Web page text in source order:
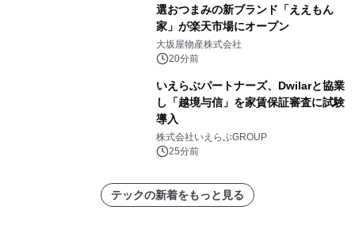
選おつまみの新ブランド「ええもん
家」が楽天市場にオープン
大坂屋物産株式会社
20分前
いえらぶパートナーズ、Dwilarと協業
し「越境与信」を家賃保証審査に試験
導入
株式会社いえらぶGROUP
25分前
テックの新着をもっと見る